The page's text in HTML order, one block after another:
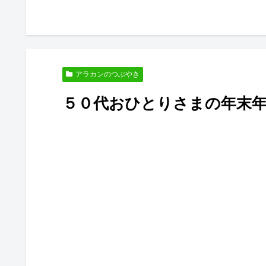
アラカンのつぶやき
５０代おひとりさまの年末